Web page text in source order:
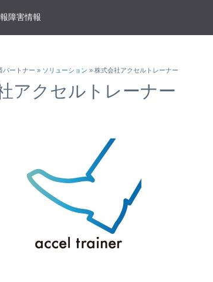
障害情報
トウェイ データ転送支援
SORACOM Beam
SORACOM Funnel
クラウドファンクションアダ
データ収集・蓄積
SORACOM Harvest
デバイス管理
SORACOM Inventory
セキュアプロビジョニング
SORACOM Krypton
SORACOM 導入事例集
IoT活用で実現する新規収益
資料ダウンロード一覧
SORACOM はじめてサポート
IoT プロジェクトの“壁打ち”支援
デバイス開発～量産のプロセスを
ソラコムのサポート
サポートプラン
診断機能
監査ログ
IoT SIM
組込み通信モジュール・アン
センサー内蔵 IoT デバイス
IoT エッジカメラ
IoT パッケージソリューショ
IoT ボタン
IoT 開発ボード
クラウド型カメラ「ソラカメ
IoT 学習書籍
株式会社ソラコム Facebook
SORACOM YouTube チャン
パートナー » ソリューション » 株式会社アクセルトレーナー
アクセルトレーナー